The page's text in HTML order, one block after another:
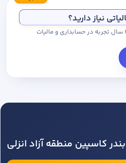
نیاز دارید؟
حَصین حاسب — بیش از ۲۵ سال تجربه در حسابداری و مالیات
کاسپین منطقه آزاد انزلی